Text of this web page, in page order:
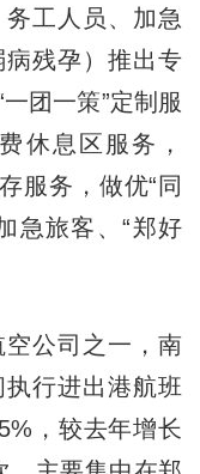
工人员、加急
残孕）推出专
团一策”定制服
休息区服务，
服务，做优“同
急旅客、“郑好
公司之一，南
行进出港航班
，较去年增长